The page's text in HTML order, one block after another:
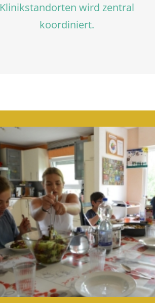
Klinikstandorten wird zentral
koordiniert.